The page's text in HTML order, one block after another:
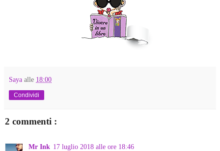
Saya alle 18:00
Condividi
2 commenti :
Mr Ink 17 luglio 2018 alle ore 18:46